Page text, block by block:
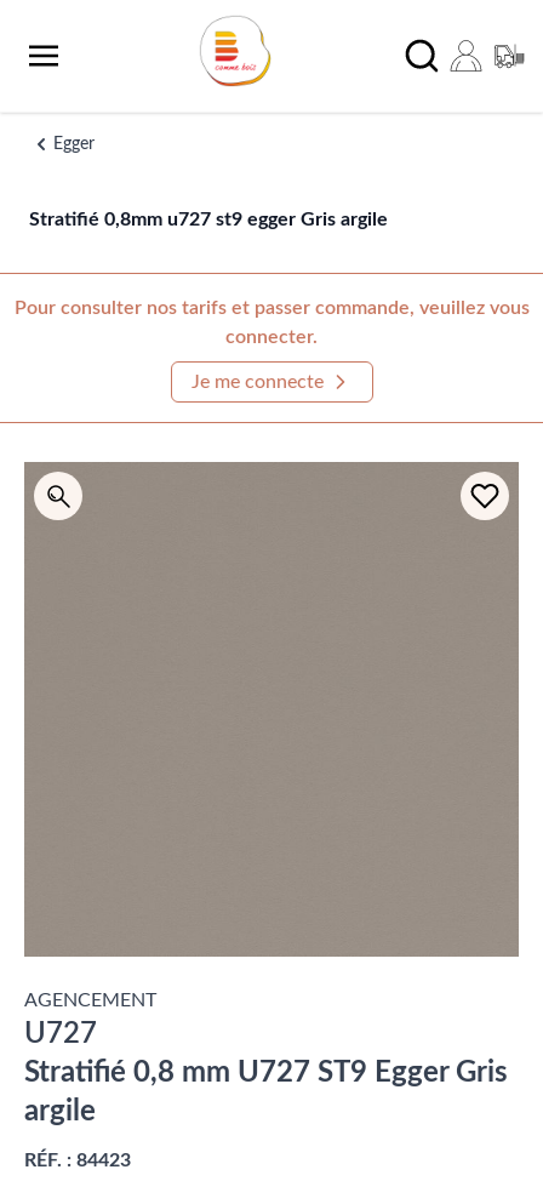
Chercher
Egger
Stratifié 0,8mm u727 st9 egger Gris argile
Pour consulter nos tarifs et passer commande, veuillez vous
connecter.
Je me connecte
AGENCEMENT
U727
Stratifié 0,8 mm U727 ST9 Egger Gris
argile
RÉF. : 84423